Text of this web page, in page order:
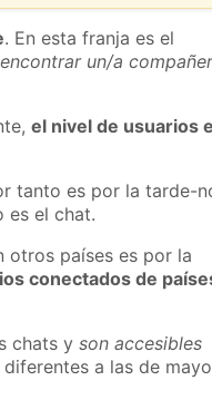
. En esta franja es el
un/a
el nivel de usuarios
tanto es por la tarde-
es el chat.
otros países es por la
conectados de
chats yson accesibles
a las de